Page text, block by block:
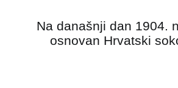
Na današnji dan 1904.
osnovan Hrvatski